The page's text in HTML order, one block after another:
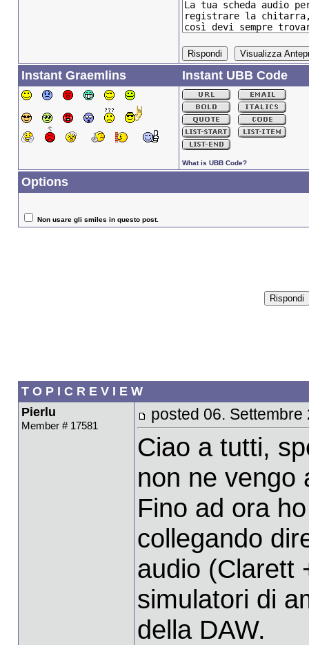
Instant Graemlins Instant UBB Code
What is UBB Code?
Options
Non usare gli smiles in questo post.
T O P I C R E V I E W
Pierlu
Member # 17581
posted 06. Settembre
Ciao a tutti,
non ne vengo
Fino ad ora
collegando
audio (Clarett
simulatori di
della DAW.